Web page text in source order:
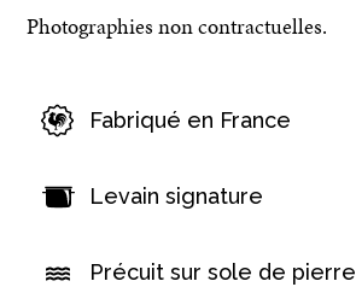
Photographies non contractuelles.
Fabriqué en France
Levain signature
Précuit sur sole de pierre